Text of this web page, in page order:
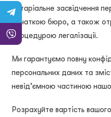
нотаріальне засвідчення
печаткою бюро, а також
процедурою легалізації.
Ми гарантуємо повну
персональних даних та
невід’ємною частиною
Розрахуйте вартість